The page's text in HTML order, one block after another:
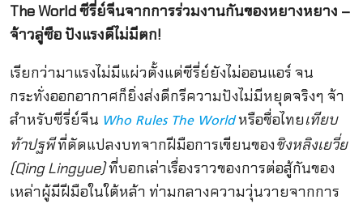
The World ซีรี่ย์จีนจากการร่วมงานกันของหยางหยาง –
จ้าวลู่ซือ ปังแรงดีไม่มีตก!
เรียกว่ามาแรงไม่มีแผ่วตั้งแต่ซีรี่ย์ยังไม่ออนแอร์ จน
กระทั่งออกอากาศก็ยิ่งส่งดีกรีความปังไม่มีหยุดจริงๆ จ้า
สำหรับซีรี่ย์จีน Who Rules The Worldหรือชื่อไทยเทียบ
ท้าปฐพีที่ดัดแปลงบทจากฝีมือการเขียนของชิงหลิงเยวี่ย
(Qing Lingyue)ที่บอกเล่าเรื่องราวของการต่อสู้กันของ
เหล่าผู้มีฝีมือในใต้หล้า ท่ามกลางความวุ่นวายจากการ